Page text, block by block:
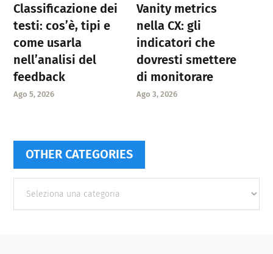
Classificazione dei
testi: cos’è, tipi e
come usarla
nell’analisi del
feedback
Ago 5, 2026
Vanity metrics
nella CX: gli
indicatori che
dovresti smettere
di monitorare
Ago 3, 2026
OTHER CATEGORIES
categories